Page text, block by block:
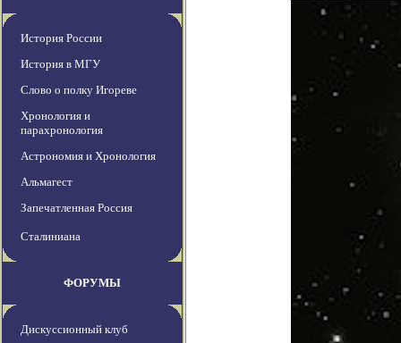
История России
История в МГУ
Слово о полку Игореве
Хронология и
парахронология
Астрономия и Хронология
Альмагест
Запечатленная Россия
Сталиниана
ФОРУМЫ
Дискуссионный клуб